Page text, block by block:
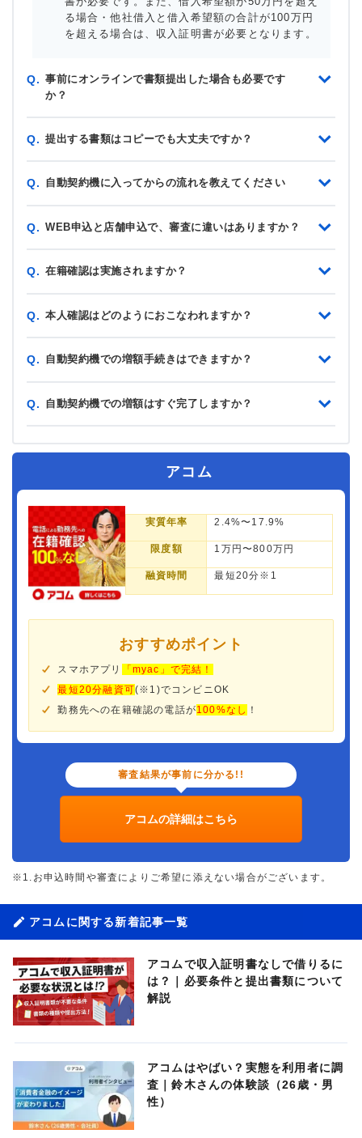
る場合・他社借入と借入希望額の合計が100万円
を超える場合は、収入証明書が必要となります。
Q. 事前にオンラインで書類提出した場合も必要です
か？
Q. 提出する書類はコピーでも大丈夫ですか？
Q. 自動契約機に入ってからの流れを教えてください
Q. WEB申込と店舗申込で、審査に違いはありますか？
Q. 在籍確認は実施されますか？
Q. 本人確認はどのようにおこなわれますか？
Q. 自動契約機での増額手続きはできますか？
Q. 自動契約機での増額はすぐ完了しますか？
アコム
実質年率 2.4%〜17.9%
限度額 1万円〜800万円
融資時間 最短20分※1
おすすめポイント
スマホアプリ
「myac」で完結！
最短20分融資可(※1)でコンビニOK
勤務先への在籍確認の電話が100%なし ！
審査結果が事前に分かる!!
アコムの詳細はこちら
※1.お申込時間や審査によりご希望に添えない場合がございます。
アコムに関する新着記事一覧
アコムで収入証明書なしで借りるに
は？｜必要条件と提出書類について
解説
アコムはやばい？実態を利用者に調
査｜鈴木さんの体験談（26歳・男
性）